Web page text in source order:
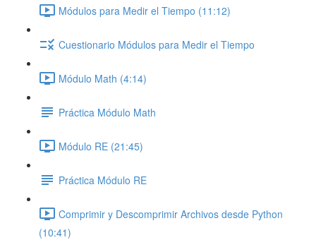
Módulos para Medir el Tiempo (11:12)
Cuestionario Módulos para Medir el Tiempo
Módulo Math (4:14)
Práctica Módulo Math
Módulo RE (21:45)
Práctica Módulo RE
Comprimir y Descomprimir Archivos desde Python
(10:41)